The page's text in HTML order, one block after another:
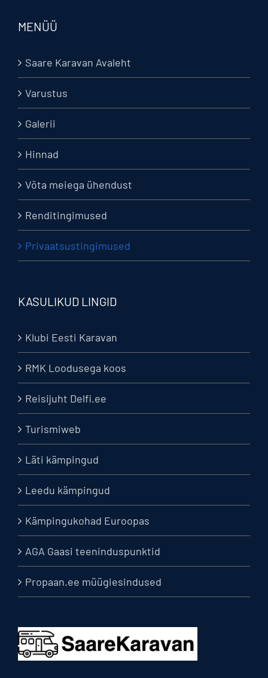
MENÜÜ
Saare Karavan Avaleht
Varustus
Galerii
Hinnad
Võta meiega ühendust
Renditingimused
Privaatsustingimused
KASULIKUD LINGID
Klubi Eesti Karavan
RMK Loodusega koos
Reisijuht Delfi.ee
Turismiweb
Läti kämpingud
Leedu kämpingud
Kämpingukohad Euroopas
AGA Gaasi teeninduspunktid
Propaan.ee müügiesindused